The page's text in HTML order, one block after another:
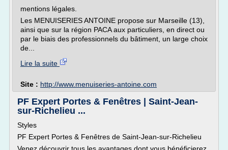
mentions légales.
Les MENUISERIES ANTOINE propose sur Marseille (13),
ainsi que sur la région PACA aux particuliers, en direct ou
par le biais des professionnels du bâtiment, un large choix
de...
Lire la suite
Site : http://www.menuiseries-antoine.com
PF Expert Portes & Fenêtres | Saint-Jean-
sur-Richelieu ...
Styles
PF Expert Portes & Fenêtres de Saint-Jean-sur-Richelieu